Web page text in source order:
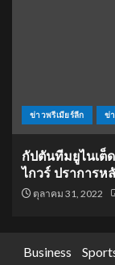
ข่าวพรีเมียร์ลีก ข่
กัปตันทีมยูไนเต็
ไกวร์ ปราการห
ตุลาคม 31, 2022
Business